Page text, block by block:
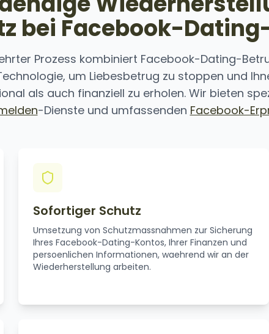
bei Facebook-
Prozess kombiniert Facebook-Dating-
um Liebesbetrug zu stoppen und
als auch finanziell zu erholen. Wir bieten
-Dienste und umfassenden Facebook-
Sofortiger Schutz
Umsetzung von Schutzmassnahmen zur Sicherung
Ihres Facebook-Dating-Kontos, Ihrer Finanzen und
persoenlichen Informationen, waehrend wir an der
Wiederherstellung arbeiten.